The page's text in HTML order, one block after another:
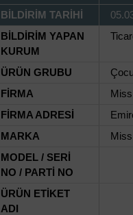
BİLDİRİM TARİHİ
BİLDİRİM YAPAN
KURUM
ÜRÜN GRUBU
FİRMA
FİRMA ADRESİ
MARKA
MODEL / SERİ
NO / PARTİ NO
ÜRÜN ETİKET
ADI